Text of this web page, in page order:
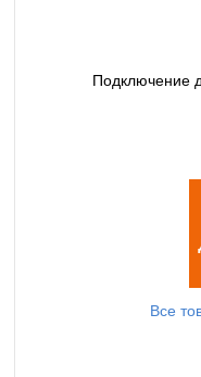
Подключение
Все